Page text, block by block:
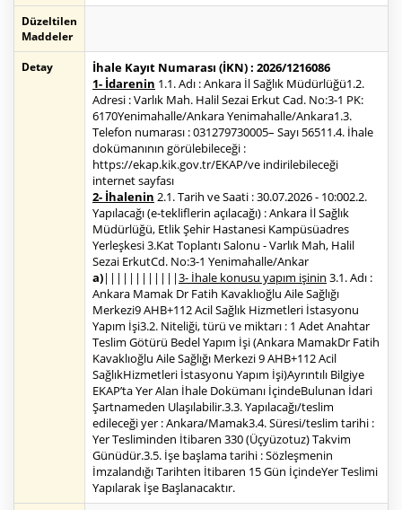
Düzeltilen
Maddeler
Detay
İhale Kayıt Numarası (İKN) : 2026/1216086
1- İdarenin 1.1. Adı : Ankara İl Sağlık Müdürlüğü1.2.
Adresi : Varlık Mah. Halil Sezai Erkut Cad. No:3-1 PK:
6170Yenimahalle/Ankara Yenimahalle/Ankara1.3.
Telefon numarası : 031279730005– Sayı 56511.4. İhale
dokümanının görülebileceği :
https://ekap.kik.gov.tr/EKAP/ve indirilebileceği
internet sayfası
2- İhalenin 2.1. Tarih ve Saati : 30.07.2026 - 10:002.2.
Yapılacağı (e-tekliflerin açılacağı) : Ankara İl Sağlık
Müdürlüğü, Etlik Şehir Hastanesi Kampüsüadres
Yerleşkesi 3.Kat Toplantı Salonu - Varlık Mah, Halil
Sezai ErkutCd. No:3-1 Yenimahalle/Ankar
a)||||||||||||3- İhale konusu yapım işinin 3.1. Adı :
Ankara Mamak Dr Fatih Kavaklıoğlu Aile Sağlığı
Merkezi9 AHB+112 Acil Sağlık Hizmetleri İstasyonu
Yapım İşi3.2. Niteliği, türü ve miktarı : 1 Adet Anahtar
Teslim Götürü Bedel Yapım İşi (Ankara MamakDr Fatih
Kavaklıoğlu Aile Sağlığı Merkezi 9 AHB+112 Acil
SağlıkHizmetleri İstasyonu Yapım İşi)Ayrıntılı Bilgiye
EKAP’ta Yer Alan İhale Dokümanı İçindeBulunan İdari
Şartnameden Ulaşılabilir.3.3. Yapılacağı/teslim
edileceği yer : Ankara/Mamak3.4. Süresi/teslim tarihi :
Yer Tesliminden İtibaren 330 (Üçyüzotuz) Takvim
Günüdür.3.5. İşe başlama tarihi : Sözleşmenin
İmzalandığı Tarihten İtibaren 15 Gün İçindeYer Teslimi
Yapılarak İşe Başlanacaktır.